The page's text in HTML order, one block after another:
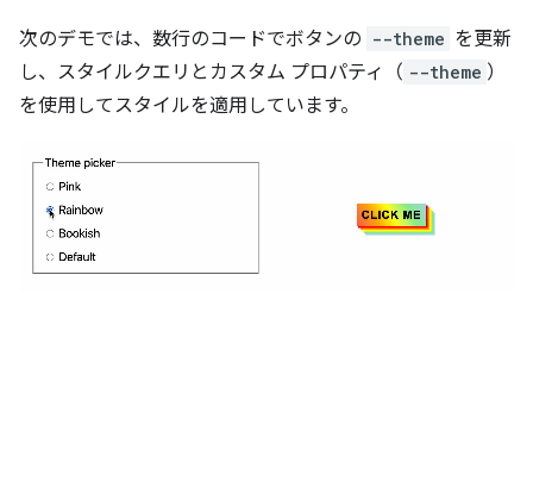
次のデモでは、数行のコードでボタンの --theme を更新
し、スタイルクエリとカスタム プロパティ（ --theme ）
を使用してスタイルを適用しています。